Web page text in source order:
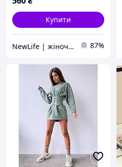
Купити
NewLife | жіночий одяг 87%